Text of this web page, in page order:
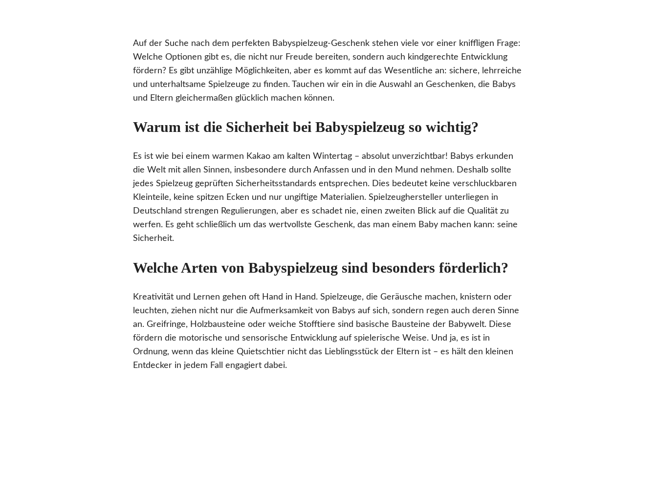
Auf der Suche nach dem perfekten Babyspielzeug-Geschenk stehen viele vor einer kniffligen Frage:
Welche Optionen gibt es, die nicht nur Freude bereiten, sondern auch kindgerechte Entwicklung
fördern? Es gibt unzählige Möglichkeiten, aber es kommt auf das Wesentliche an: sichere, lehrreiche
und unterhaltsame Spielzeuge zu finden. Tauchen wir ein in die Auswahl an Geschenken, die Babys
und Eltern gleichermaßen glücklich machen können.
Warum ist die Sicherheit bei Babyspielzeug so wichtig?
Es ist wie bei einem warmen Kakao am kalten Wintertag – absolut unverzichtbar! Babys erkunden
die Welt mit allen Sinnen, insbesondere durch Anfassen und in den Mund nehmen. Deshalb sollte
jedes Spielzeug geprüften Sicherheitsstandards entsprechen. Dies bedeutet keine verschluckbaren
Kleinteile, keine spitzen Ecken und nur ungiftige Materialien. Spielzeughersteller unterliegen in
Deutschland strengen Regulierungen, aber es schadet nie, einen zweiten Blick auf die Qualität zu
werfen. Es geht schließlich um das wertvollste Geschenk, das man einem Baby machen kann: seine
Sicherheit.
Welche Arten von Babyspielzeug sind besonders förderlich?
Kreativität und Lernen gehen oft Hand in Hand. Spielzeuge, die Geräusche machen, knistern oder
leuchten, ziehen nicht nur die Aufmerksamkeit von Babys auf sich, sondern regen auch deren Sinne
an. Greifringe, Holzbausteine oder weiche Stofftiere sind basische Bausteine der Babywelt. Diese
fördern die motorische und sensorische Entwicklung auf spielerische Weise. Und ja, es ist in
Ordnung, wenn das kleine Quietschtier nicht das Lieblingsstück der Eltern ist – es hält den kleinen
Entdecker in jedem Fall engagiert dabei.